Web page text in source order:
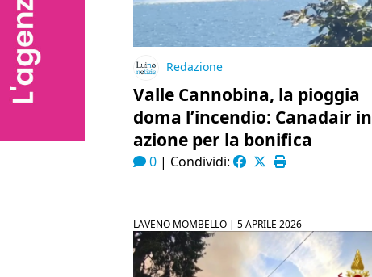
Redazione
Valle Cannobina, la pioggia
doma l’incendio: Canadair in
azione per la bonifica
0| Condividi:
LAVENO MOMBELLO | 5 APRILE 2026